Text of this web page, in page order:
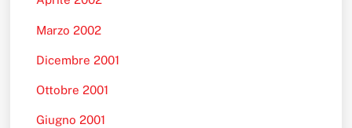
Marzo 2002
Dicembre 2001
Ottobre 2001
Giugno 2001